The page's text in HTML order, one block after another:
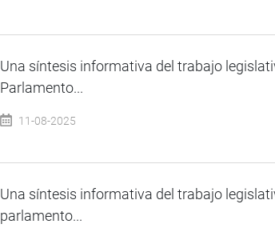
Una síntesis informativa del trabajo
Parlamento...
11-08-2025
Una síntesis informativa del trabajo
parlamento...